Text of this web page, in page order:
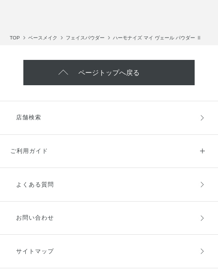
で気持ちいいです。
TOP ベースメイク フェイスパウダー ハーモナイズ マイ ヴェール パウダー Ⅱ
ページトップへ戻る
店舗検索
ご利用ガイド
ご利用ガイドトップ
お支払方法
キャンセル・返品・交換
よくある質問
お問い合わせ
サイトマップ